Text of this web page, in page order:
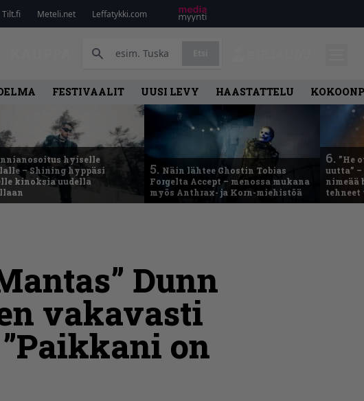
Tilt.fi Meteli.net Leffatykki.com
FESTIVAALIT UUSI LEVY HAASTATTELU
hyiselle
– Shining hyppäsi
kinoksia uudella
5. Näin lähtee Ghostin Tobias
Forgelta Accept – menossa mukana
myös Anthrax- ja Korn-miehistöä
6. ”He
uutta”
nimeää
Dunn
vakavasti
on